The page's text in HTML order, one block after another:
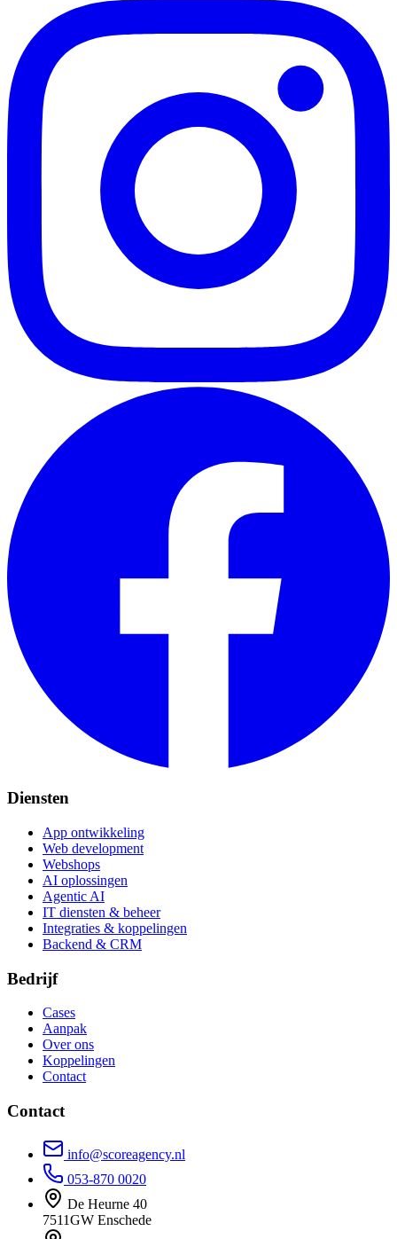
Diensten
App ontwikkeling
Web development
Webshops
AI oplossingen
Agentic AI
IT diensten & beheer
Integraties & koppelingen
Backend & CRM
Bedrijf
Cases
Aanpak
Over ons
Koppelingen
Contact
Contact
info@scoreagency.nl
053-870 0020
De Heurne 40
7511GW Enschede